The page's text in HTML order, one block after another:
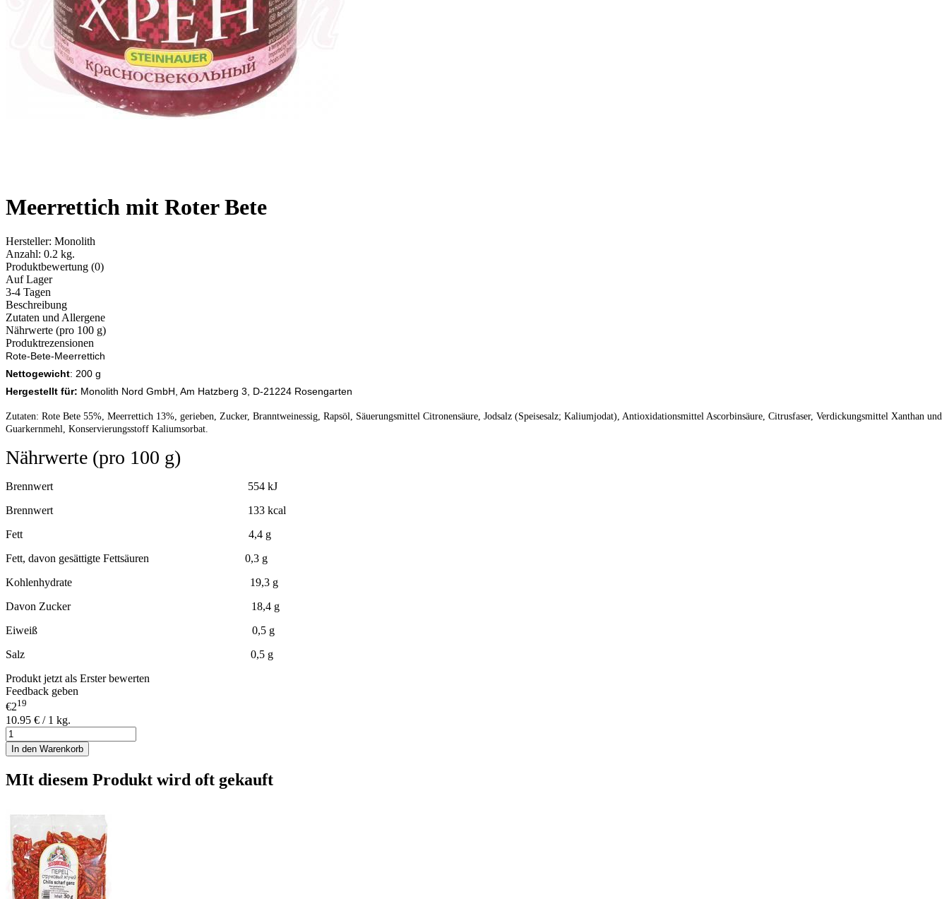
Meerrettich mit Roter Bete
Hersteller: Monolith
Anzahl: 0.2 kg.
Produktbewertung (0)
Auf Lager
3-4 Tagen
Beschreibung
Zutaten und Allergene
Nährwerte (pro 100 g)
Produktrezensionen
Rote-Bete-Meerrettich
Nettogewicht: 200 g
Hergestellt für: Monolith Nord GmbH, Am Hatzberg 3, D-21224 Rosengarten
Zutaten: Rote Bete 55%, Meerrettich 13%, gerieben, Zucker, Branntweinessig, Rapsöl, Säuerungsmittel Citronensäure, Jodsalz (Speisesalz; Kaliumjodat), Antioxidationsmittel Ascorbinsäure, Citrusfaser, Verdickungsmittel Xanthan und
Guarkernmehl, Konservierungsstoff Kaliumsorbat.
Nährwerte (pro 100 g)
Brennwert 554 kJ
Brennwert 133 kcal
Fett 4,4 g
Fett, davon gesättigte Fettsäuren 0,3 g
Kohlenhydrate 19,3 g
Davon Zucker 18,4 g
Eiweiß 0,5 g
Salz 0,5 g
Produkt jetzt als Erster bewerten
Feedback geben
€219
10.95 € / 1 kg.
In den Warenkorb
MIt diesem Produkt wird oft gekauft